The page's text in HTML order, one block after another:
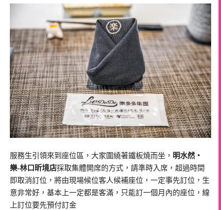
服務生引領來到座位區，大家圍繞著鐵板燒而坐， 明水然・
樂-林口昕境店採取集體開席的方式，請準時入席，超過時間
即取消訂位，將由現場候位客人候補座位，一定事先訂位，生
意非常好，基本上一定都是客滿，只能訂一個月內的座位，線
上訂位要先預付訂金